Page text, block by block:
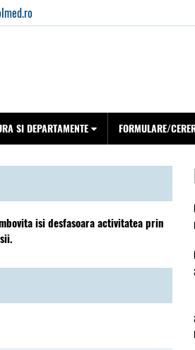
SI DEPARTAMENTE FORMULARE/
isi desfasoara activitatea prin